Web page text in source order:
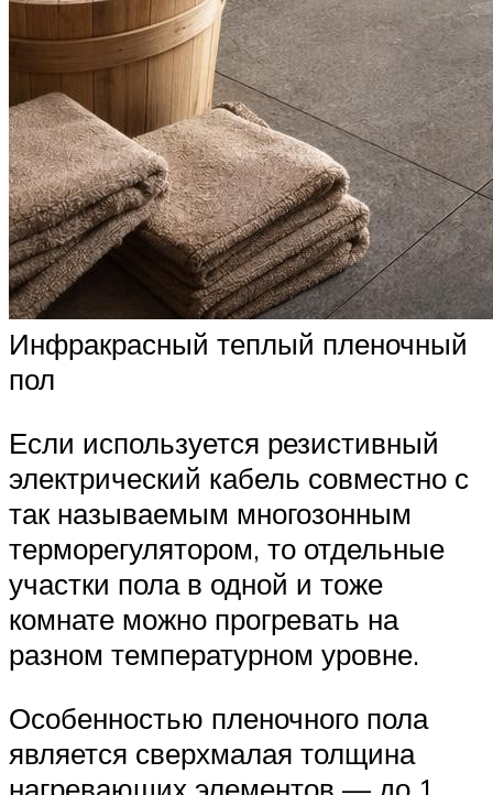
Инфракрасный теплый пленочный
пол
Если используется резистивный
электрический кабель совместно с
так называемым многозонным
терморегулятором, то отдельные
участки пола в одной и тоже
комнате можно прогревать на
разном температурном уровне.
Особенностью пленочного пола
является сверхмалая толщина
нагревающих элементов — до 1